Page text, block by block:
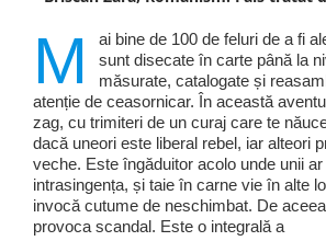
M
ai bine de 100 de feluri de a fi
sunt disecate în carte până la
măsurate, catalogate și
atenție de ceasornicar. În această
zag, cu trimiteri de un curaj care te
dacă uneori este liberal rebel, iar alteori
veche. Este îngăduitor acolo unde unii
intrasingența, și taie în carne vie în alte
invocă cutume de neschimbat. De
provoca scandal. Este o integrală a